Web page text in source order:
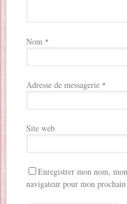
Nom *
Adresse de messagerie *
Site web
Enregistrer mon nom,
navigateur pour mon